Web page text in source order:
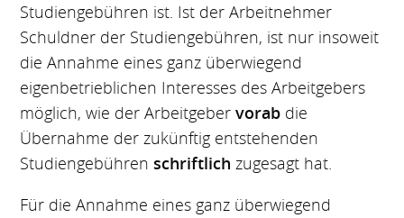
Studiengebühren ist. Ist der Arbeitnehmer
Schuldner der Studiengebühren, ist nur insoweit
die Annahme eines ganz überwiegend
eigenbetrieblichen Interesses des Arbeitgebers
möglich, wie der Arbeitgebervorab die
Übernahme der zukünftig entstehenden
Studiengebührenschriftlich zugesagt hat.
Für die Annahme eines ganz überwiegend